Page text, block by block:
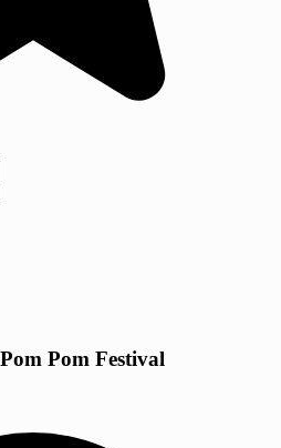
Pom Festival